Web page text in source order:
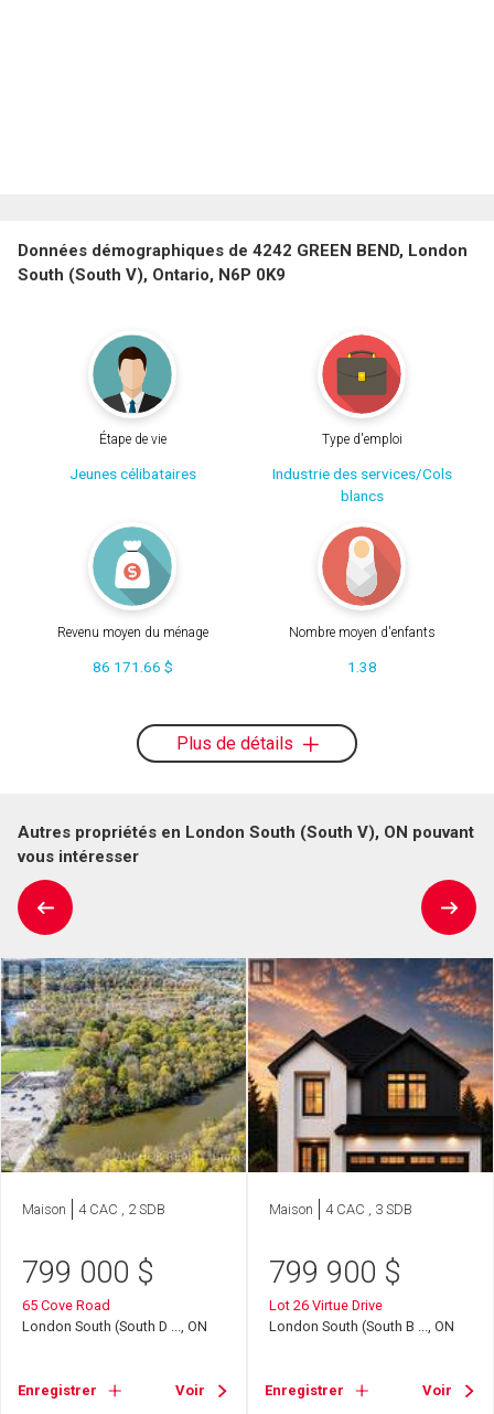
Données démographiques de 4242 GREEN BEND, London
South (South V), Ontario, N6P 0K9
Étape de vie
Jeunes célibataires
Type d'emploi
Industrie des services/Cols
blancs
Revenu moyen du ménage
86 171.66 $
Nombre moyen d'enfants
1.38
Plus de détails
Autres propriétés en London South (South V), ON pouvant
vous intéresser
Maison 4 CAC , 2 SDB
799 000 $
65 Cove Road
London South (South D ..., ON
Enregistrer Voir
Maison 4 CAC , 3 SDB
799 900 $
Lot 26 Virtue Drive
London South (South B ..., ON
Enregistrer Voir